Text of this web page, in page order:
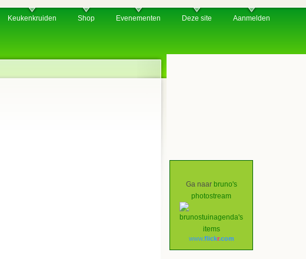
Keukenkruiden Shop Evenementen Deze site Aanmelden
Ga naar bruno's
photostream
www.flickr.com